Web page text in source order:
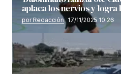
aplaca los nervios y
por Redacción 17/11/2025 10:26